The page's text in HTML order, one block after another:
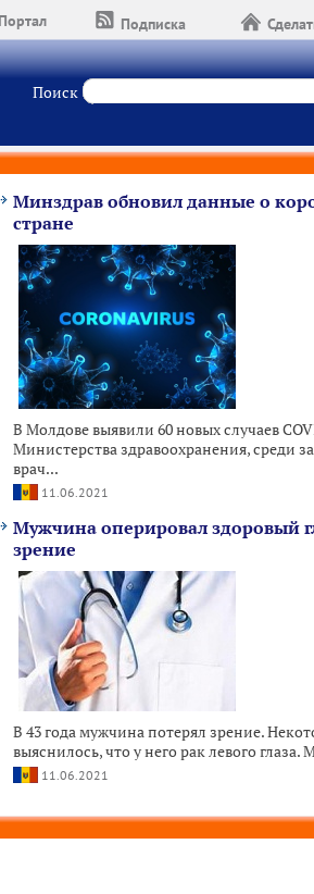
Подписка
Портал
Поиск
Минздрав обновил данные о
стране
В Молдове выявили 60 новых случаев
Министерства здравоохранения, среди
врач...
11.06.2021
Мужчина оперировал здоровый
зрение
В 43 года мужчина потерял зрение.
выяснилось, что у него рак левого глаза.
11.06.2021